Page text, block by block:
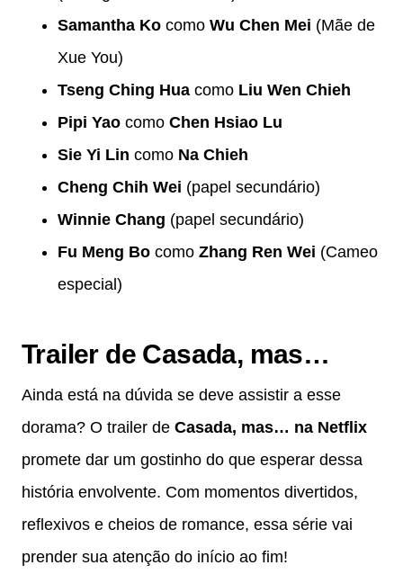
Samantha Ko como Wu Chen Mei (Mãe de
Xue You)
Tseng Ching Hua como Liu Wen Chieh
Pipi Yao como Chen Hsiao Lu
Sie Yi Lin como Na Chieh
Cheng Chih Wei (papel secundário)
Winnie Chang (papel secundário)
Fu Meng Bo como Zhang Ren Wei (Cameo
especial)
Trailer de Casada, mas…
Ainda está na dúvida se deve assistir a esse
dorama? O trailer de Casada, mas… na Netflix
promete dar um gostinho do que esperar dessa
história envolvente. Com momentos divertidos,
reflexivos e cheios de romance, essa série vai
prender sua atenção do início ao fim!